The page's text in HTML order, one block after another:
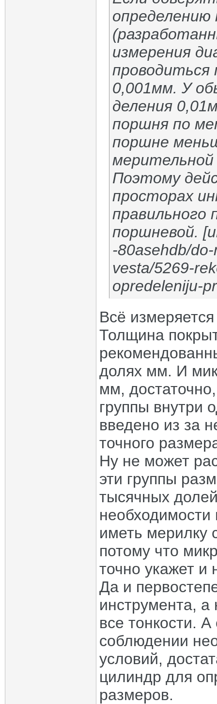
определению
измерения
проводиться
0,001мм. У
деления
поршня по
поршне
Поэтому
просторах
правильного
поршневой.
-80asehdb/
vesta/5269-
opredeleniju-
Всё
Толщина
долях мм. И
мм,
группы внутри
введено из за
точного
Ну не может
эти группы
тысячных
иметь мерилку
потому что
точно укажет и
Да и
инструмента,
все тонкости.
соблюдении
условий,
цилиндр для
размеров.